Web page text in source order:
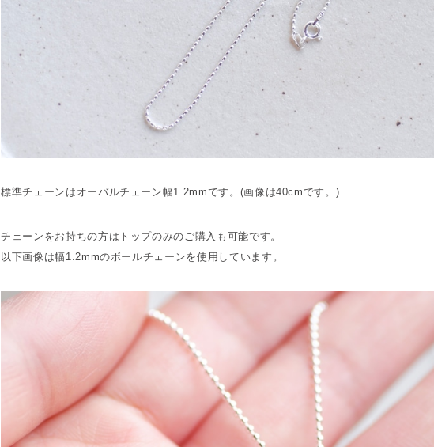
標準チェーンはオーバルチェーン幅1.2mmです。(画像は40cmです。)
チェーンをお持ちの方はトップのみのご購入も可能です。
以下画像は幅1.2mmのボールチェーンを使用しています。